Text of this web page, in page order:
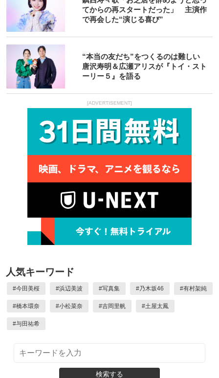
てからの再スタートだった」 主演作
で再会した“演じる喜び”
“本当の友だち”をつくるのは難しい
唐沢寿明＆広瀬アリスが『トイ・スト
ーリー５』を語る
[ADVERTISEMENT]
人気キーワード
#今田美桜 #浜辺美波 #写真集 #乃木坂46 #有村架純
#橋本環奈 #小松菜奈 #吉岡里帆 #土屋太鳳
#与田祐希
検索する